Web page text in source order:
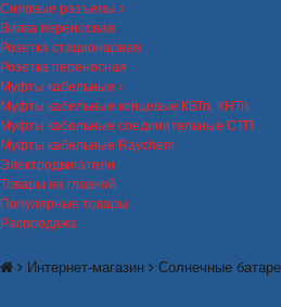
Силовые разъемы
Вилка переносная
Розетка стационарная
Розетка переносная
Муфты кабельные
Муфты кабельные концевые КВТп, КНТп
Муфты кабельные соединительные СТП
Муфты кабельные Raychem
Электродвигатели
Товары на главной
Популярные товары
Распродажа
Интернет-магазин Солнечные